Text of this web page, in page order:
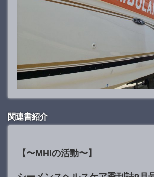
関連書紹介
【〜MHIの活動〜】